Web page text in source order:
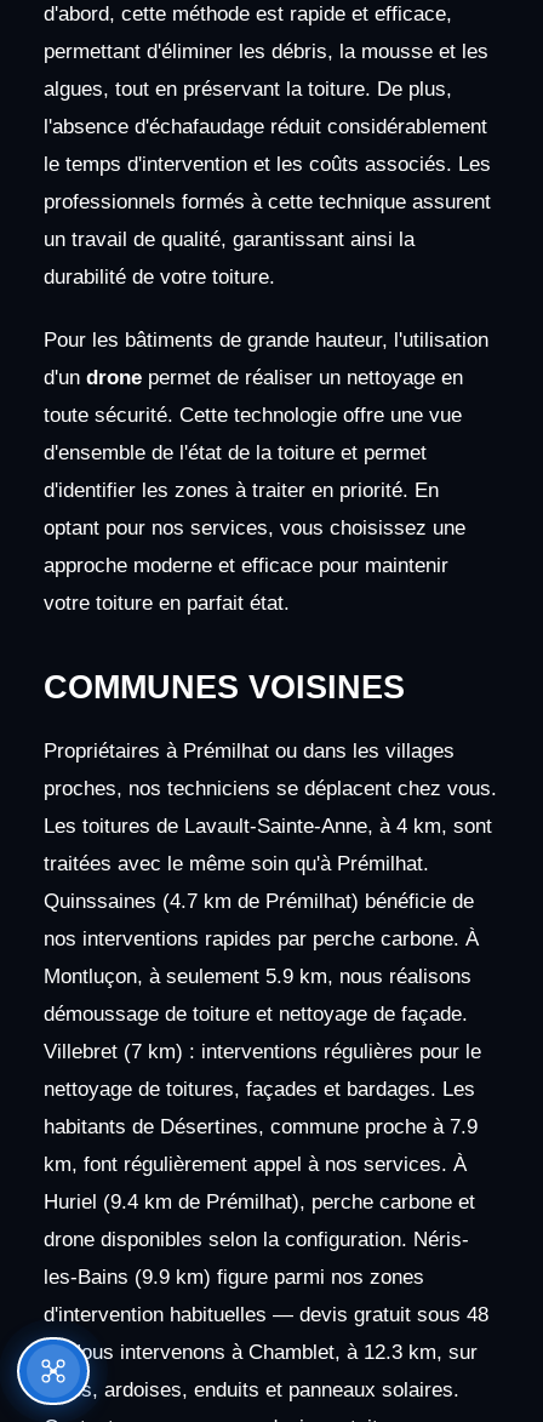
d'abord, cette méthode est rapide et efficace,
permettant d'éliminer les débris, la mousse et les
algues, tout en préservant la toiture. De plus,
l'absence d'échafaudage réduit considérablement
le temps d'intervention et les coûts associés. Les
professionnels formés à cette technique assurent
un travail de qualité, garantissant ainsi la
durabilité de votre toiture.
Pour les bâtiments de grande hauteur, l'utilisation
d'un dronepermet de réaliser un nettoyage en
toute sécurité. Cette technologie offre une vue
d'ensemble de l'état de la toiture et permet
d'identifier les zones à traiter en priorité. En
optant pour nos services, vous choisissez une
approche moderne et efficace pour maintenir
votre toiture en parfait état.
COMMUNES VOISINES
Propriétaires à Prémilhat ou dans les villages
proches, nos techniciens se déplacent chez vous.
Les toitures de Lavault-Sainte-Anne, à 4 km, sont
traitées avec le même soin qu'à Prémilhat.
Quinssaines (4.7 km de Prémilhat) bénéficie de
nos interventions rapides par perche carbone. À
Montluçon, à seulement 5.9 km, nous réalisons
démoussage de toiture et nettoyage de façade.
Villebret (7 km) : interventions régulières pour le
nettoyage de toitures, façades et bardages. Les
habitants de Désertines, commune proche à 7.9
km, font régulièrement appel à nos services. À
Huriel (9.4 km de Prémilhat), perche carbone et
drone disponibles selon la configuration. Néris-
les-Bains (9.9 km) figure parmi nos zones
d'intervention habituelles — devis gratuit sous 48
h. Nous intervenons à Chamblet, à 12.3 km, sur
tuiles, ardoises, enduits et panneaux solaires.